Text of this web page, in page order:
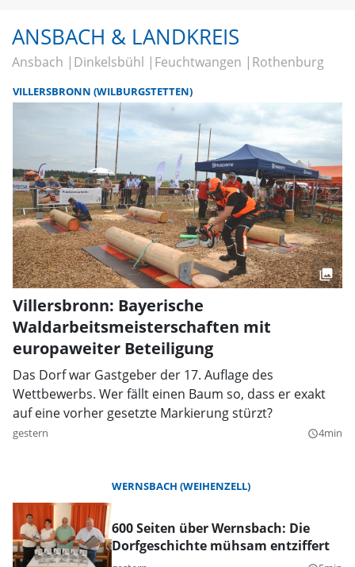
ANSBACH & LANDKREIS
Ansbach Dinkelsbühl Feuchtwangen Rothenburg
VILLERSBRONN (WILBURGSTETTEN)
Villersbronn: Bayerische
Waldarbeitsmeisterschaften mit
europaweiter Beteiligung
Das Dorf war Gastgeber der 17. Auflage des
Wettbewerbs. Wer fällt einen Baum so, dass er exakt
auf eine vorher gesetzte Markierung stürzt?
gestern query_builder4min
WERNSBACH (WEIHENZELL)
600 Seiten über Wernsbach: Die
Dorfgeschichte mühsam entziffert